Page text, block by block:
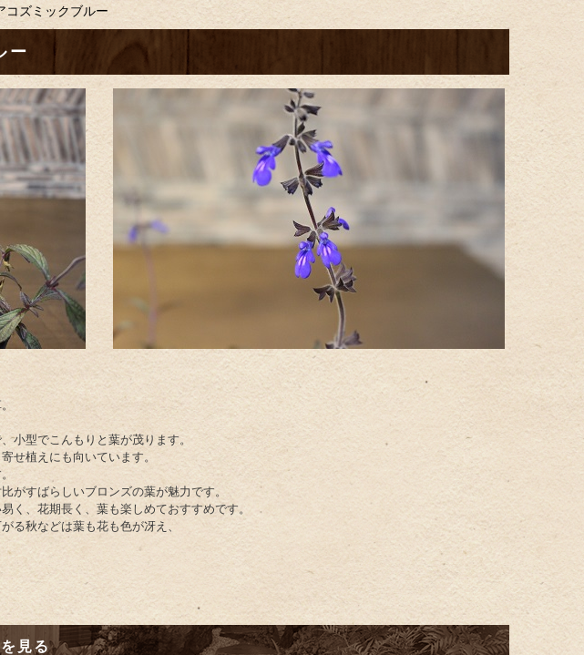
コズミックブルー
ー
小型でこんもりと葉が茂ります。
せ植えにも向いています。
がすばらしいブロンズの葉が魅力です。
く、花期長く、葉も楽しめておすすめです。
る秋などは葉も花も色が冴え、
見る